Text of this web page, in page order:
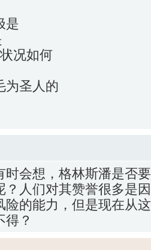
是
况如何
为圣人的
时会想，格林斯潘是否
？人们对其赞誉很多是
险的能力，但是现在从
得？